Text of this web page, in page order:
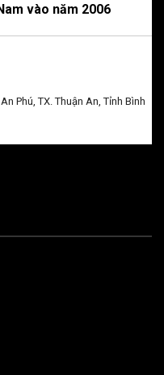
vào năm 2006
Phú, TX. Thuận An, Tỉnh Bình